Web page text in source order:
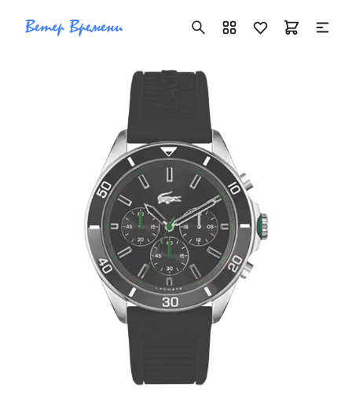
+7 ( 705 ) 181-42-50
info@vetervremeni.kz
Авторизация
Каталог
Мужские часы
Женские часы
Скидки